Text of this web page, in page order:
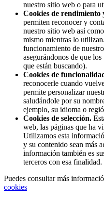
nuestro sitio web o para
Cookies de rendimiento
permiten reconocer y
nuestro sitio web así
mismo mientras lo
funcionamiento de
asegurándonos de que
que están buscando).
Cookies de
reconocerle cuando
permite personalizar
saludándole por su
ejemplo, su idioma o
Cookies de selección.
web, las páginas que ha
Utilizamos esta
y su contenido sean más
información también es
terceros con esa finalidad.
Puedes consultar más
cookies